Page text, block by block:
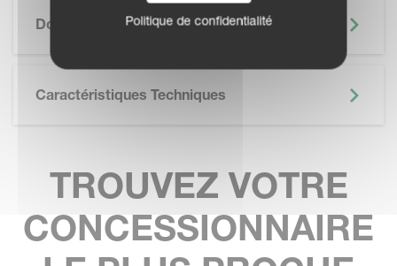
Documentation
Caractéristiques Techniques
TROUVEZ VOTRE
CONCESSIONNAIRE
Politique de confidentialité